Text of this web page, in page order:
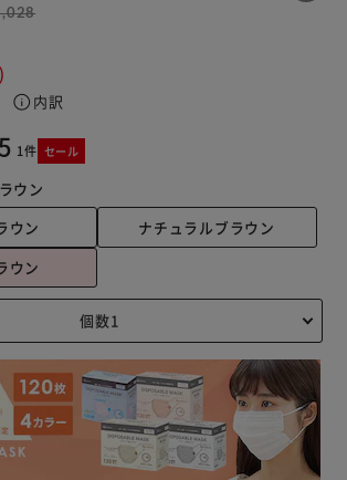
info 内訳
5 1件 セール
ウン
ウン
ナチュラルブラウン
ウン